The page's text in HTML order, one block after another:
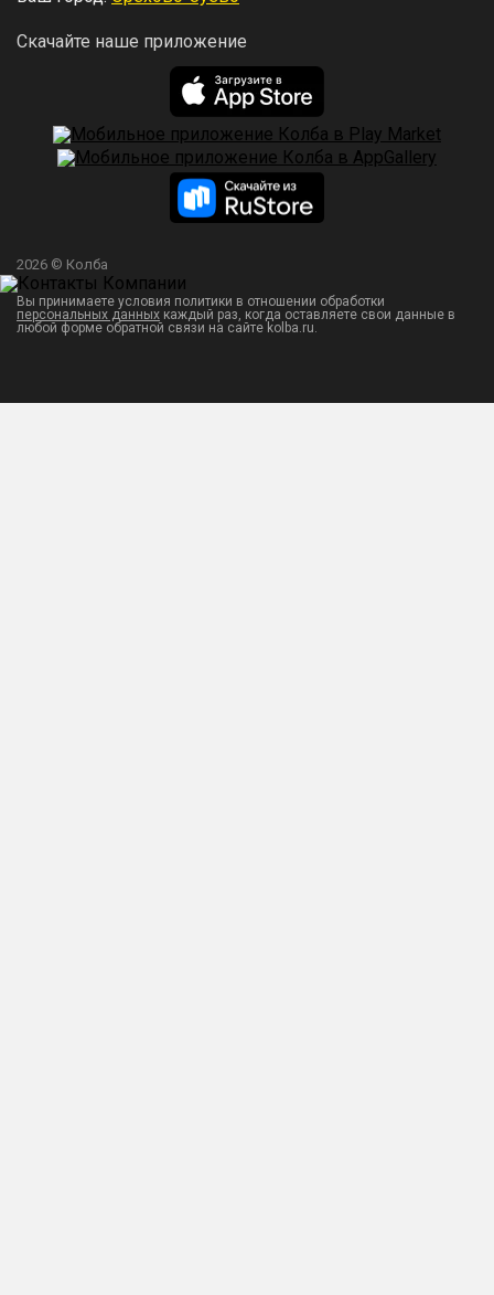
Скачайте наше приложение
2026 © Колба
Вы принимаете условия политики в отношении обработки
персональных данных каждый раз, когда оставляете свои данные в
любой форме обратной связи на сайте kolba.ru.